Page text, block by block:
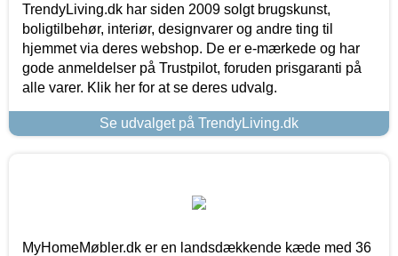
TrendyLiving.dk har siden 2009 solgt brugskunst,
boligtilbehør, interiør, designvarer og andre ting til
hjemmet via deres webshop. De er e-mærkede og har
gode anmeldelser på Trustpilot, foruden prisgaranti på
alle varer. Klik her for at se deres udvalg.
Se udvalget på TrendyLiving.dk
MyHomeMøbler.dk er en landsdækkende kæde med 36